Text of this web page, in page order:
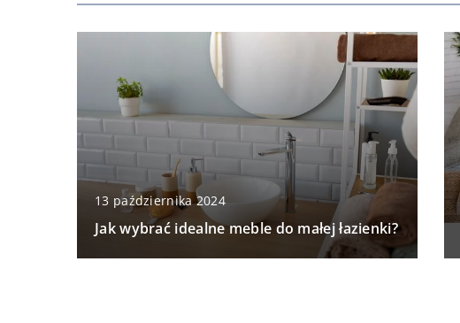
13 października 2024
Jak wybrać idealne meble do małej łazienki?